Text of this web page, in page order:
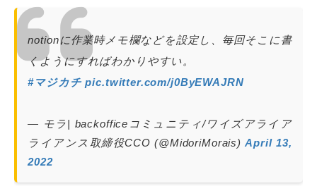
notionに作業時メモ欄などを設定し、毎回そこに書
くようにすればわかりやすい。
#マジカチ pic.twitter.com/j0ByEWAJRN
— モラ| backofficeコミュニティ/ワイズアライア
ライアンス取締役CCO (@MidoriMorais)April 13,
2022